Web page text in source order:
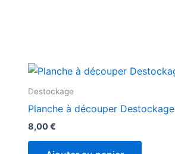
Destockage
Planche à découper Destockage
8,00€